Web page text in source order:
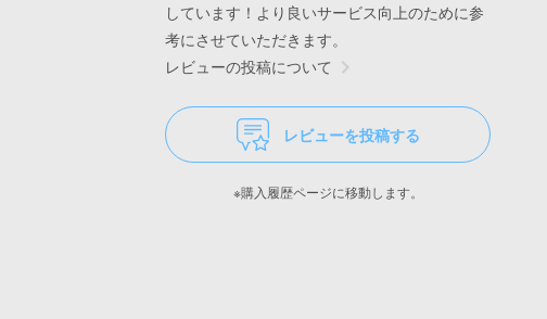
しています！より良いサービス向上のために参
考にさせていただきます。
レビューの投稿について
レビューを投稿する
※購入履歴ページに移動します。